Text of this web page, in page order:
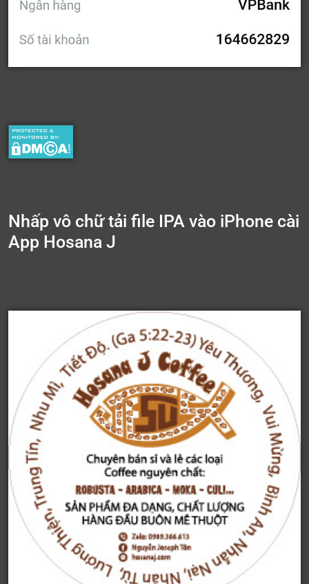
Nhấp vô chữ tải file IPA vào iPhone cài
App Hosana J